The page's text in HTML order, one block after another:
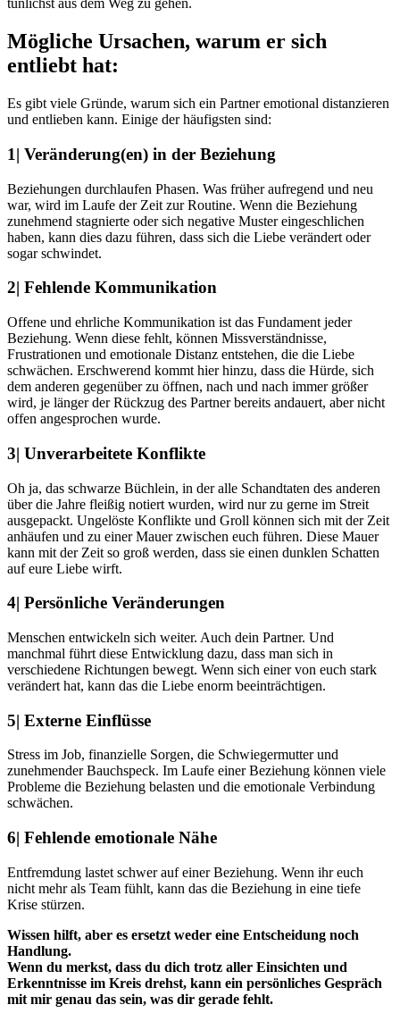
tunlichst aus dem Weg zu gehen.
Mögliche Ursachen, warum er sich
entliebt hat:
Es gibt viele Gründe, warum sich ein Partner emotional distanzieren
und entlieben kann. Einige der häufigsten sind:
1| Veränderung(en) in der Beziehung
Beziehungen durchlaufen Phasen. Was früher aufregend und neu
war, wird im Laufe der Zeit zur Routine. Wenn die Beziehung
zunehmend stagnierte oder sich negative Muster eingeschlichen
haben, kann dies dazu führen, dass sich die Liebe verändert oder
sogar schwindet.
2| Fehlende Kommunikation
Offene und ehrliche Kommunikation ist das Fundament jeder
Beziehung. Wenn diese fehlt, können Missverständnisse,
Frustrationen und emotionale Distanz entstehen, die die Liebe
schwächen. Erschwerend kommt hier hinzu, dass die Hürde, sich
dem anderen gegenüber zu öffnen, nach und nach immer größer
wird, je länger der Rückzug des Partner bereits andauert, aber nicht
offen angesprochen wurde.
3| Unverarbeitete Konflikte
Oh ja, das schwarze Büchlein, in der alle Schandtaten des anderen
über die Jahre fleißig notiert wurden, wird nur zu gerne im Streit
ausgepackt. Ungelöste Konflikte und Groll können sich mit der Zeit
anhäufen und zu einer Mauer zwischen euch führen. Diese Mauer
kann mit der Zeit so groß werden, dass sie einen dunklen Schatten
auf eure Liebe wirft.
4| Persönliche Veränderungen
Menschen entwickeln sich weiter. Auch dein Partner. Und
manchmal führt diese Entwicklung dazu, dass man sich in
verschiedene Richtungen bewegt. Wenn sich einer von euch stark
verändert hat, kann das die Liebe enorm beeinträchtigen.
5| Externe Einflüsse
Stress im Job, finanzielle Sorgen, die Schwiegermutter und
zunehmender Bauchspeck. Im Laufe einer Beziehung können viele
Probleme die Beziehung belasten und die emotionale Verbindung
schwächen.
6| Fehlende emotionale Nähe
Entfremdung lastet schwer auf einer Beziehung. Wenn ihr euch
nicht mehr als Team fühlt, kann das die Beziehung in eine tiefe
Krise stürzen.
Wissen hilft, aber es ersetzt weder eine Entscheidung noch
Handlung.
Wenn du merkst, dass du dich trotz aller Einsichten und
Erkenntnisse im Kreis drehst, kann ein persönliches Gespräch
mit mir genau das sein, was dir gerade fehlt.